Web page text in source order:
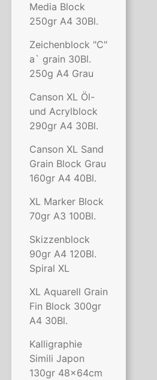
Media Block
250gr A4 30Bl.
Zeichenblock "C"
a` grain 30Bl.
250g A4 Grau
Canson XL Öl-
und Acrylblock
290gr A4 30Bl.
Canson XL Sand
Grain Block Grau
160gr A4 40Bl.
XL Marker Block
70gr A3 100Bl.
Skizzenblock
90gr A4 120Bl.
Spiral XL
XL Aquarell Grain
Fin Block 300gr
A4 30Bl.
Kalligraphie
Simili Japon
130gr 48x64cm